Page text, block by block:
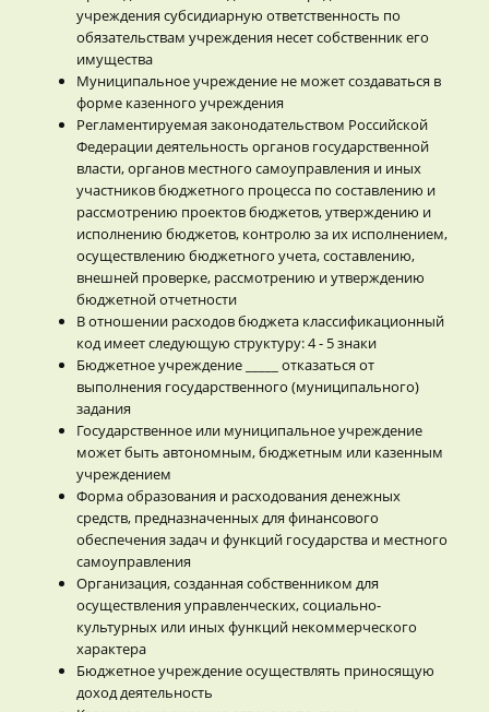
учреждения субсидиарную ответственность по
обязательствам учреждения несет собственник его
имущества
Муниципальное учреждение не может создаваться в
форме казенного учреждения
Регламентируемая законодательством Российской
Федерации деятельность органов государственной
власти, органов местного самоуправления и иных
участников бюджетного процесса по составлению и
рассмотрению проектов бюджетов, утверждению и
исполнению бюджетов, контролю за их исполнением,
осуществлению бюджетного учета, составлению,
внешней проверке, рассмотрению и утверждению
бюджетной отчетности
В отношении расходов бюджета классификационный
код имеет следующую структуру: 4 - 5 знаки
Бюджетное учреждение _____ отказаться от
выполнения государственного (муниципального)
задания
Государственное или муниципальное учреждение
может быть автономным, бюджетным или казенным
учреждением
Форма образования и расходования денежных
средств, предназначенных для финансового
обеспечения задач и функций государства и местного
самоуправления
Организация, созданная собственником для
осуществления управленческих, социально-
культурных или иных функций некоммерческого
характера
Бюджетное учреждение осуществлять приносящую
доход деятельность